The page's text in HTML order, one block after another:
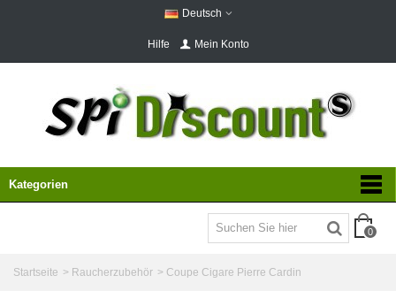
Deutsch
Hilfe Mein Konto
Kategorien
0
Startseite > Raucherzubehör > Coupe Cigare Pierre Cardin